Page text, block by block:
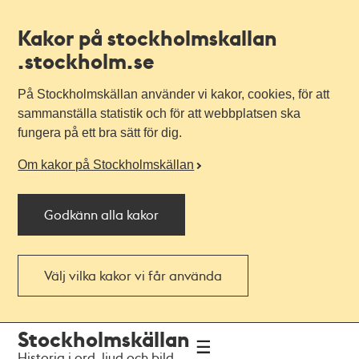
Kakor på stockholmskallan
.stockholm.se
På Stockholmskällan använder vi kakor, cookies, för att
sammanställa statistik och för att webbplatsen ska
fungera på ett bra sätt för dig.
Om kakor på Stockholmskällan
Godkänn alla kakor
Välj vilka kakor vi får använda
navigationen
huvudinnehållet
Stockholmskällan